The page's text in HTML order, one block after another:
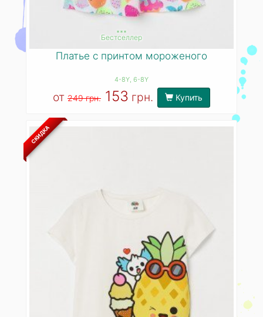
***
Бестселлер
Платье с принтом мороженого
4-8Y, 6-8Y
от 249 грн. 153 грн. Купить
СКИДКА